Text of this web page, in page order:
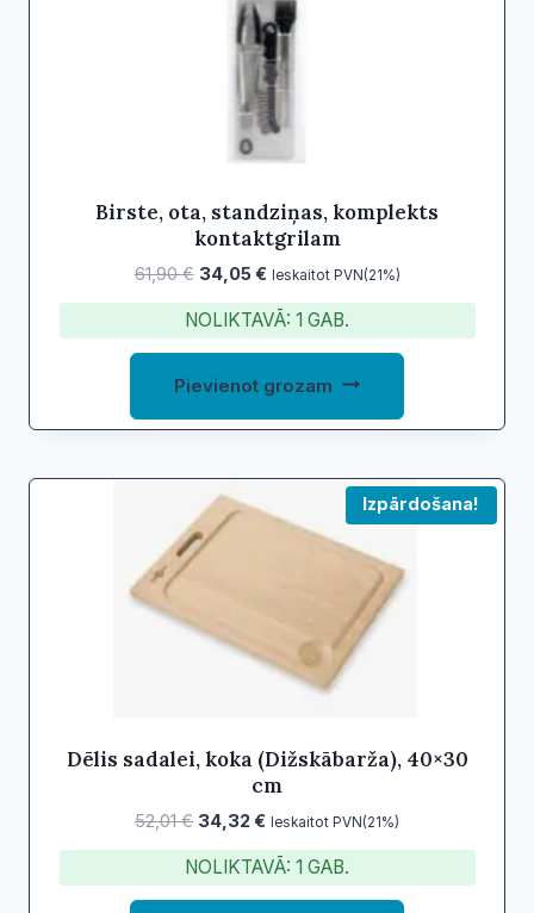
Birste, ota, standziņas, komplekts
kontaktgrilam
61,90€ Original
price
was:
61,90 €.
34,05€Current
price
is:
34,05 €.
Ieskaitot PVN(21%)
NOLIKTAVĀ: 1 GAB.
Pievienot grozam
Izpārdošana!
Dēlis sadalei, koka (Dižskābarža), 40×30
cm
52,01€ Original
price
was:
52,01 €.
34,32€Current
price
is:
34,32 €.
Ieskaitot PVN(21%)
NOLIKTAVĀ: 1 GAB.